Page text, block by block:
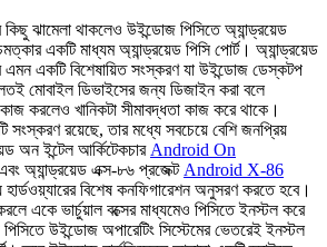
ঝামেলা থাকলেও উইন্ডোজ পিসিতে অ্যান্ড্রয়েড
একটি মাধ্যম অ্যান্ড্রয়েড পিসি পোর্ট। অ্যান্ড্রয়েড
এমন একটি বিশেষায়িত সংস্করণ যা উইন্ডোজ ডেস্কটপ
মোবাইল ডিভাইসের জন্য ডিজাইন করা বলে
করলেও খানিকটা সীমাবদ্ধতা কাজ করে থাকে।
সংস্করণ রয়েছে, তার মধ্যে সবচেয়ে বেশি জনপ্রিয়
অন ইন্টেল আর্কিটেকচার Android On
অ্যান্ড্রয়েড এক্স-৮৬ প্রজেক্ট Android X-86
বিশেষ কনফিগারেশন অনুসরণ করতে হবে।
একে ভার্চুয়াল বক্সের মাধ্যমেও পিসিতে ইনস্টল করে
উইন্ডোজ অপারেটিং সিস্টেমের ভেতরেই ইনস্টল